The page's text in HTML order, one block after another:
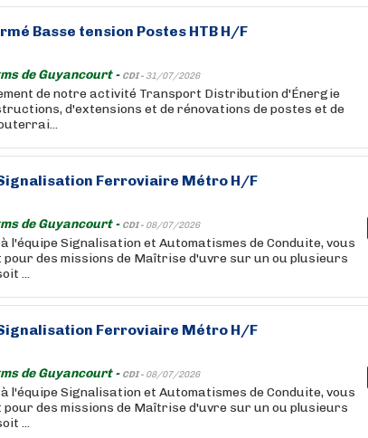
Basse tension Postes HTB H/F
de Guyancourt - CDI - 31/07/2026
de notre activité Transport Distribution d'Énergie
d'extensions et de rénovations de postes et de
Ferroviaire Métro H/F
de Guyancourt - CDI - 08/07/2026
l'équipe Signalisation et Automatismes de Conduite, vous
pour des missions de Maîtrise d'uvre sur un ou plusieurs
...
Ferroviaire Métro H/F
de Guyancourt - CDI - 08/07/2026
l'équipe Signalisation et Automatismes de Conduite, vous
pour des missions de Maîtrise d'uvre sur un ou plusieurs
...